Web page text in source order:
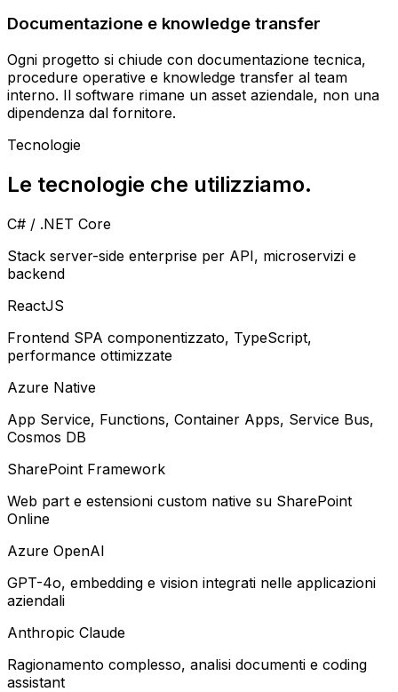
Documentazione e knowledge transfer
Ogni progetto si chiude con documentazione tecnica,
procedure operative e knowledge transfer al team
interno. Il software rimane un asset aziendale, non una
dipendenza dal fornitore.
Tecnologie
Le tecnologie che utilizziamo.
C# / .NET Core
Stack server-side enterprise per API, microservizi e
backend
ReactJS
Frontend SPA componentizzato, TypeScript,
performance ottimizzate
Azure Native
App Service, Functions, Container Apps, Service Bus,
Cosmos DB
SharePoint Framework
Web part e estensioni custom native su SharePoint
Online
Azure OpenAI
GPT-4o, embedding e vision integrati nelle applicazioni
aziendali
Anthropic Claude
Ragionamento complesso, analisi documenti e coding
assistant